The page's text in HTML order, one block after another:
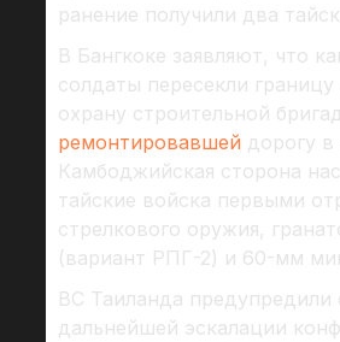
ранение получили два
В Бангкоке заявляют, что
солдаты пересекли
охрану строительной
ремонтировавшей дорогу
Камбоджийская сторона
тайские войска первыми
стрелкового оружия,
(вариант РПГ-2) и 60-мм
ВС Таиланда предупредили
дальнейшей эскалации